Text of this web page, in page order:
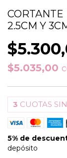
CORTANTE
2.5CM Y
$5.035,00
3 CUOTAS
5% de
depósito